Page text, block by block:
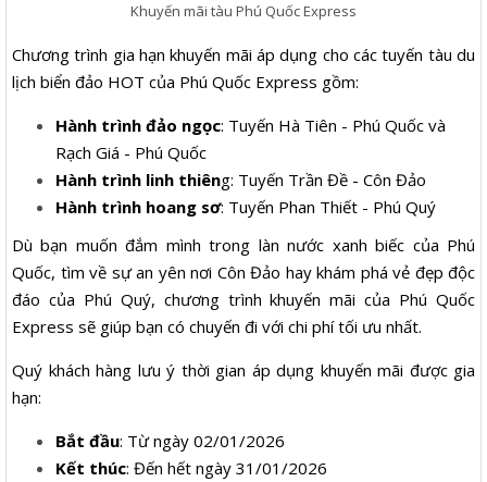
Khuyến mãi tàu Phú Quốc Express
Chương trình gia hạn khuyến mãi áp dụng cho các tuyến tàu du
lịch biển đảo HOT của Phú Quốc Express gồm:
Hành trình đảo ngọc: Tuyến Hà Tiên - Phú Quốc và
Rạch Giá - Phú Quốc
Hành trình linh thiêng: Tuyến Trần Đề - Côn Đảo
Hành trình hoang sơ: Tuyến Phan Thiết - Phú Quý
Dù bạn muốn đắm mình trong làn nước xanh biếc của Phú
Quốc, tìm về sự an yên nơi Côn Đảo hay khám phá vẻ đẹp độc
đáo của Phú Quý, chương trình khuyến mãi của Phú Quốc
Express sẽ giúp bạn có chuyến đi với chi phí tối ưu nhất.
Quý khách hàng lưu ý thời gian áp dụng khuyến mãi được gia
hạn:
Bắt đầu: Từ ngày 02/01/2026
Kết thúc: Đến hết ngày 31/01/2026